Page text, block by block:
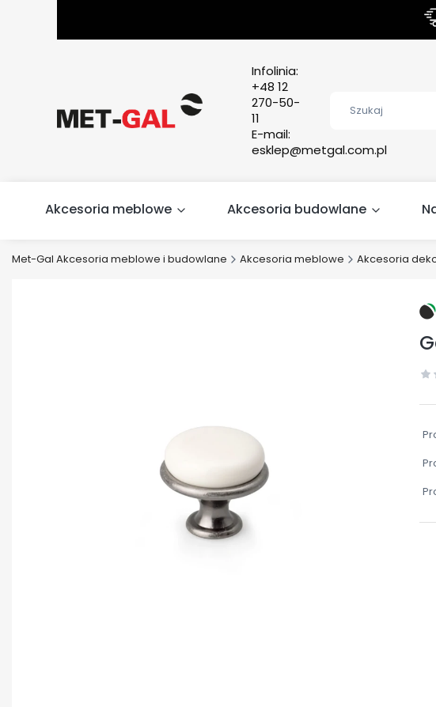
Infolinia:
+48 12
270-50-
11
E-mail:
esklep@metgal.com.pl
Akcesoria meblowe Akcesoria budowlane
Met-Gal Akcesoria meblowe i budowlane Akcesoria meblowe Akcesoria